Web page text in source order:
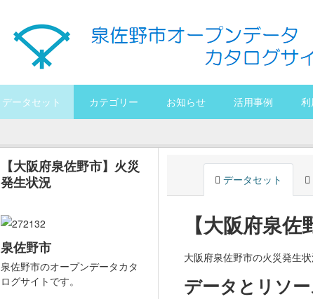
データセット カテゴリー お知らせ 活用事例
【大阪府泉佐野市】火災
発生状況
泉佐野市
泉佐野市のオープンデータカタ
ログサイトです。
データセット
【大阪府泉
大阪府泉佐野市の火災発生
データとリソ